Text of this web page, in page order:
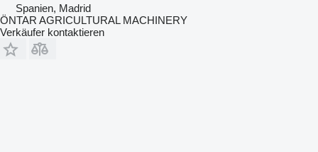
Spanien, Madrid
ÖNTAR AGRICULTURAL MACHINERY
Verkäufer kontaktieren